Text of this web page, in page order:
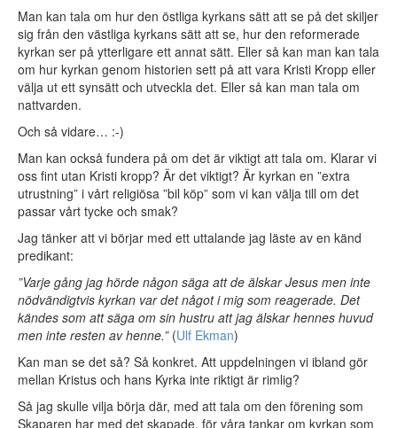
Man kan tala om hur den östliga kyrkans sätt att se på det skiljer
sig från den västliga kyrkans sätt att se, hur den reformerade
kyrkan ser på ytterligare ett annat sätt. Eller så kan man kan tala
om hur kyrkan genom historien sett på att vara Kristi Kropp eller
välja ut ett synsätt och utveckla det. Eller så kan man tala om
nattvarden.
Och så vidare… :-)
Man kan också fundera på om det är viktigt att tala om. Klarar vi
oss fint utan Kristi kropp? Är det viktigt? Är kyrkan en ”extra
utrustning” i vårt religiösa ”bil köp” som vi kan välja till om det
passar vårt tycke och smak?
Jag tänker att vi börjar med ett uttalande jag läste av en känd
predikant:
”Varje gång jag hörde någon säga att de älskar Jesus men inte
nödvändigtvis kyrkan var det något i mig som reagerade. Det
kändes som att säga om sin hustru att jag älskar hennes huvud
men inte resten av henne.”(Ulf Ekman)
Kan man se det så? Så konkret. Att uppdelningen vi ibland gör
mellan Kristus och hans Kyrka inte riktigt är rimlig?
Så jag skulle vilja börja där, med att tala om den förening som
Skaparen har med det skapade, för våra tankar om kyrkan som